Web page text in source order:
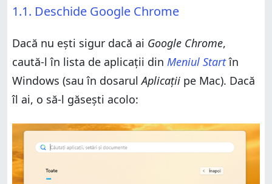
6. Cum verifici versiunea de Chrome în CMD
Pe ce dispozitive ai verificat versiunea de Chrome?
3.3. Verifică-ți versiunea de Chrome folosind
Android
4. Tastează chrome://system în bara de adrese
(Windows și macOS)
5. Vezi detaliile fișierului chrome.exe (în Windows)
6. Cum verifici versiunea de Chrome în CMD
Pe ce dispozitive ai verificat versiunea de Chrome?
1.1. Deschide Google Chrome
Dacă nu ești sigur dacă ai Google Chrome,
caută-l în lista de aplicații din Meniul Startîn
Windows (sau în dosarulAplicații pe Mac). Dacă
îl ai, o să-l găsești acolo: